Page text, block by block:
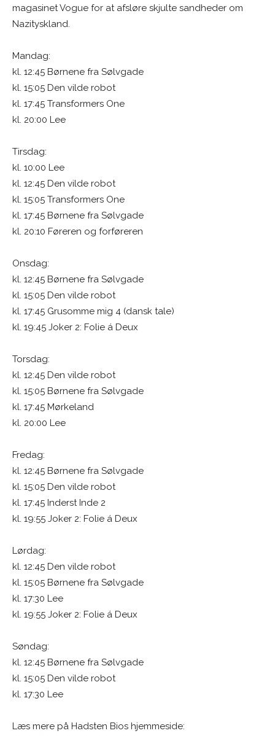
magasinet Vogue for at afsløre skjulte sandheder om
Nazityskland.
Mandag:
kl. 12:45 Børnene fra Sølvgade
kl. 15:05 Den vilde robot
kl. 17:45 Transformers One
kl. 20:00 Lee
Tirsdag:
kl. 10:00 Lee
kl. 12:45 Den vilde robot
kl. 15:05 Transformers One
kl. 17:45 Børnene fra Sølvgade
kl. 20:10 Føreren og forføreren
Onsdag:
kl. 12:45 Børnene fra Sølvgade
kl. 15:05 Den vilde robot
kl. 17:45 Grusomme mig 4 (dansk tale)
kl. 19:45 Joker 2: Folie á Deux
Torsdag:
kl. 12:45 Den vilde robot
kl. 15:05 Børnene fra Sølvgade
kl. 17:45 Mørkeland
kl. 20:00 Lee
Fredag:
kl. 12:45 Børnene fra Sølvgade
kl. 15:05 Den vilde robot
kl. 17:45 Inderst Inde 2
kl. 19:55 Joker 2: Folie á Deux
Lørdag:
kl. 12:45 Den vilde robot
kl. 15:05 Børnene fra Sølvgade
kl. 17:30 Lee
kl. 19:55 Joker 2: Folie á Deux
Søndag:
kl. 12:45 Børnene fra Sølvgade
kl. 15:05 Den vilde robot
kl. 17:30 Lee
Læs mere på Hadsten Bios hjemmeside: